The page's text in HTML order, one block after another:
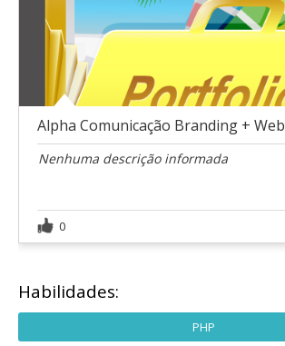
Alpha Comunicação Branding + Web
Nenhuma descrição informada
0
Habilidades:
PHP